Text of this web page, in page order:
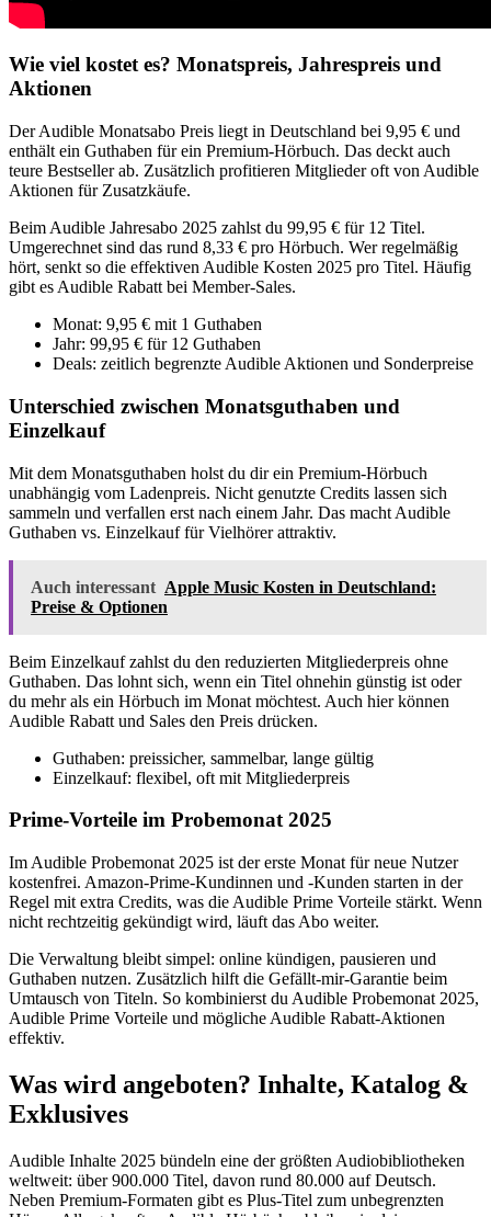
Wie viel kostet es? Monatspreis, Jahrespreis und
Aktionen
Der Audible Monatsabo Preis liegt in Deutschland bei 9,95 € und
enthält ein Guthaben für ein Premium-Hörbuch. Das deckt auch
teure Bestseller ab. Zusätzlich profitieren Mitglieder oft von Audible
Aktionen für Zusatzkäufe.
Beim Audible Jahresabo 2025 zahlst du 99,95 € für 12 Titel.
Umgerechnet sind das rund 8,33 € pro Hörbuch. Wer regelmäßig
hört, senkt so die effektiven Audible Kosten 2025 pro Titel. Häufig
gibt es Audible Rabatt bei Member-Sales.
Monat: 9,95 € mit 1 Guthaben
Jahr: 99,95 € für 12 Guthaben
Deals: zeitlich begrenzte Audible Aktionen und Sonderpreise
Unterschied zwischen Monatsguthaben und
Einzelkauf
Mit dem Monatsguthaben holst du dir ein Premium-Hörbuch
unabhängig vom Ladenpreis. Nicht genutzte Credits lassen sich
sammeln und verfallen erst nach einem Jahr. Das macht Audible
Guthaben vs. Einzelkauf für Vielhörer attraktiv.
Auch interessant Apple Music Kosten in Deutschland:
Preise & Optionen
Beim Einzelkauf zahlst du den reduzierten Mitgliederpreis ohne
Guthaben. Das lohnt sich, wenn ein Titel ohnehin günstig ist oder
du mehr als ein Hörbuch im Monat möchtest. Auch hier können
Audible Rabatt und Sales den Preis drücken.
Guthaben: preissicher, sammelbar, lange gültig
Einzelkauf: flexibel, oft mit Mitgliederpreis
Prime-Vorteile im Probemonat 2025
Im Audible Probemonat 2025 ist der erste Monat für neue Nutzer
kostenfrei. Amazon-Prime-Kundinnen und -Kunden starten in der
Regel mit extra Credits, was die Audible Prime Vorteile stärkt. Wenn
nicht rechtzeitig gekündigt wird, läuft das Abo weiter.
Die Verwaltung bleibt simpel: online kündigen, pausieren und
Guthaben nutzen. Zusätzlich hilft die Gefällt-mir-Garantie beim
Umtausch von Titeln. So kombinierst du Audible Probemonat 2025,
Audible Prime Vorteile und mögliche Audible Rabatt-Aktionen
effektiv.
Was wird angeboten? Inhalte, Katalog &
Exklusives
Audible Inhalte 2025 bündeln eine der größten Audiobibliotheken
weltweit: über 900.000 Titel, davon rund 80.000 auf Deutsch.
Neben Premium-Formaten gibt es Plus-Titel zum unbegrenzten